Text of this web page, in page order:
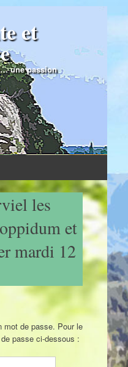
et
une passion
les
et
mardi 12
mot de passe. Pour le
passe ci-dessous :